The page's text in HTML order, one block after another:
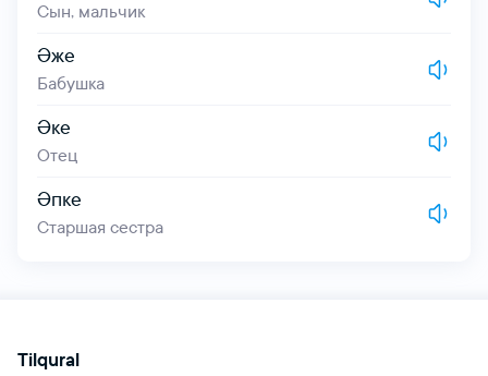
Сын, мальчик
Әже
Бабушка
Әке
Отец
Әпке
Старшая сестра
Tilqural